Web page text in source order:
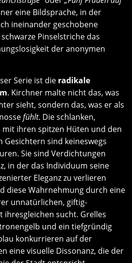
eine Bildsprache, in der
ineinander geschobene
Pinselstriche das
der anonymen
Serie ist die radikale
. Kirchner malte nicht das, was
sieht, sondern das, was er als
fühlt. Die schlanken,
ihren spitzen Hüten und den
sind keineswegs
Sie sind Verdichtungen
in der das Individuum seine
Eleganz zu verlieren
diese Wahrnehmung durch eine
unnatürlichen, giftig-
sucht. Grelles
und ein tiefgründig
konkurrieren auf der
eine visuelle Dissonanz, die der